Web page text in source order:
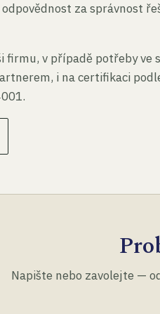
za správnost
firmu, v případě potřeby ve
i na certifikaci
Napište nebo zavolejte —